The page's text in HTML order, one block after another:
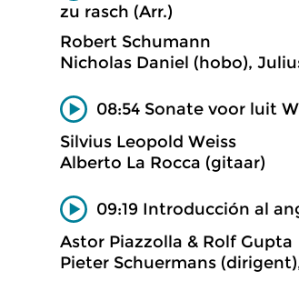
zu rasch (Arr.)
Robert Schumann
Nicholas Daniel (hobo),
08:54 Sonate voor luit
Silvius Leopold Weiss
Alberto La Rocca (gitaar)
09:19 Introducción al
Astor Piazzolla & Rolf Gupta
Pieter Schuermans